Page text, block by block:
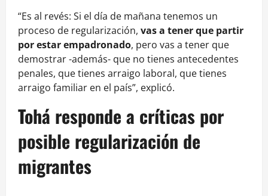
“Es al revés: Si el día de mañana tenemos un
proceso de regularización, vas a tener que partir
por estar empadronado, pero vas a tener que
demostrar -además- que no tienes antecedentes
penales, que tienes arraigo laboral, que tienes
arraigo familiar en el país”, explicó.
Tohá responde a críticas por
posible regularización de
migrantes